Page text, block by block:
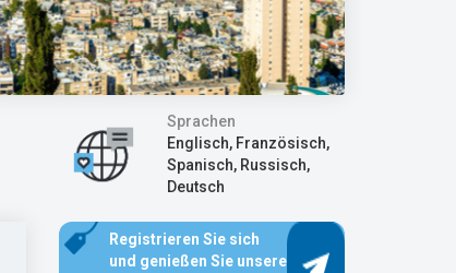
Sprachen
Englisch, Französisch,
Spanisch, Russisch,
Deutsch
Registrieren Sie sich
und genießen Sie unsere